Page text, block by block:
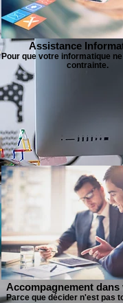
Assistance
Pour que votre informatique
contrainte.
Accompagnement dans
Parce que décider n'est pas